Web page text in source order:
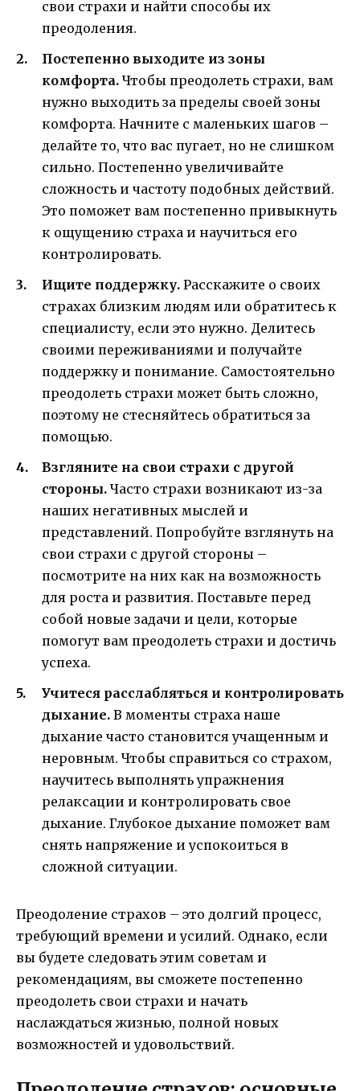
свои страхи и найти способы их
преодоления.
Постепенно выходите из зоны
комфорта. Чтобы преодолеть страхи, вам
нужно выходить за пределы своей зоны
комфорта. Начните с маленьких шагов –
делайте то, что вас пугает, но не слишком
сильно. Постепенно увеличивайте
сложность и частоту подобных действий.
Это поможет вам постепенно привыкнуть
к ощущению страха и научиться его
контролировать.
Ищите поддержку. Расскажите о своих
страхах близким людям или обратитесь к
специалисту, если это нужно. Делитесь
своими переживаниями и получайте
поддержку и понимание. Самостоятельно
преодолеть страхи может быть сложно,
поэтому не стесняйтесь обратиться за
помощью.
Взгляните на свои страхи с другой
стороны. Часто страхи возникают из-за
наших негативных мыслей и
представлений. Попробуйте взглянуть на
свои страхи с другой стороны –
посмотрите на них как на возможность
для роста и развития. Поставьте перед
собой новые задачи и цели, которые
помогут вам преодолеть страхи и достичь
успеха.
Учитеся расслабляться и контролировать
дыхание. В моменты страха наше
дыхание часто становится учащенным и
неровным. Чтобы справиться со страхом,
научитесь выполнять упражнения
релаксации и контролировать свое
дыхание. Глубокое дыхание поможет вам
снять напряжение и успокоиться в
сложной ситуации.
Преодоление страхов – это долгий процесс,
требующий времени и усилий. Однако, если
вы будете следовать этим советам и
рекомендациям, вы сможете постепенно
преодолеть свои страхи и начать
наслаждаться жизнью, полной новых
возможностей и удовольствий.